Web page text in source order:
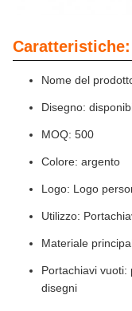
Caratteristiche:
Nome del
Disegno:
MOQ: 500
Colore: argento
Logo: Logo
Utilizzo:
Materiale
Portachiavi
disegni